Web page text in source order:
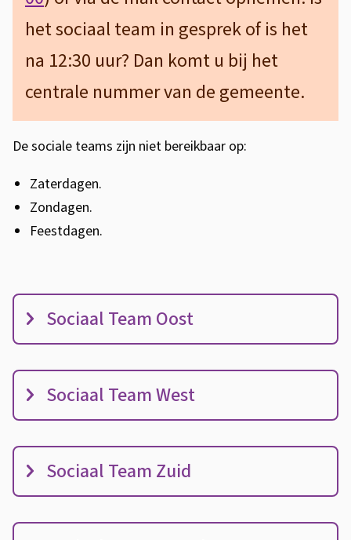
het sociaal team in gesprek of is het
na 12:30 uur? Dan komt u bij het
centrale nummer van de gemeente.
De sociale teams zijn niet bereikbaar op:
Zaterdagen.
Zondagen.
Feestdagen.
C
n
t
c
t
o
c
Sociaal Team Oost
Sociaal Team West
Sociaal Team Zuid